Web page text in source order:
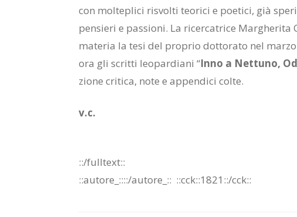
con mol­te­pli­ci ri­svol­ti teo­ri­ci e poe­ti­ci, già
pen­sie­ri e pas­sio­ni. La ri­cer­ca­tri­ce Mar­ghe­ri­ta
ma­te­ria la tesi del pro­prio dot­to­ra­to nel
ora gli scrit­ti leo­par­dia­ni “Inno a Net­tu­no,
zio­ne cri­ti­ca, note e ap­pen­di­ci col­te.
v.c.
::/full­text::
::au­to­re_::::/​au­to­re_:: ::cck::1821::/​cck::